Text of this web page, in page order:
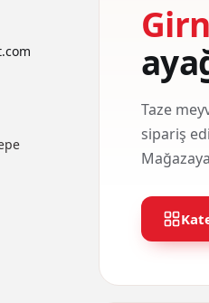
Taze
sipariş